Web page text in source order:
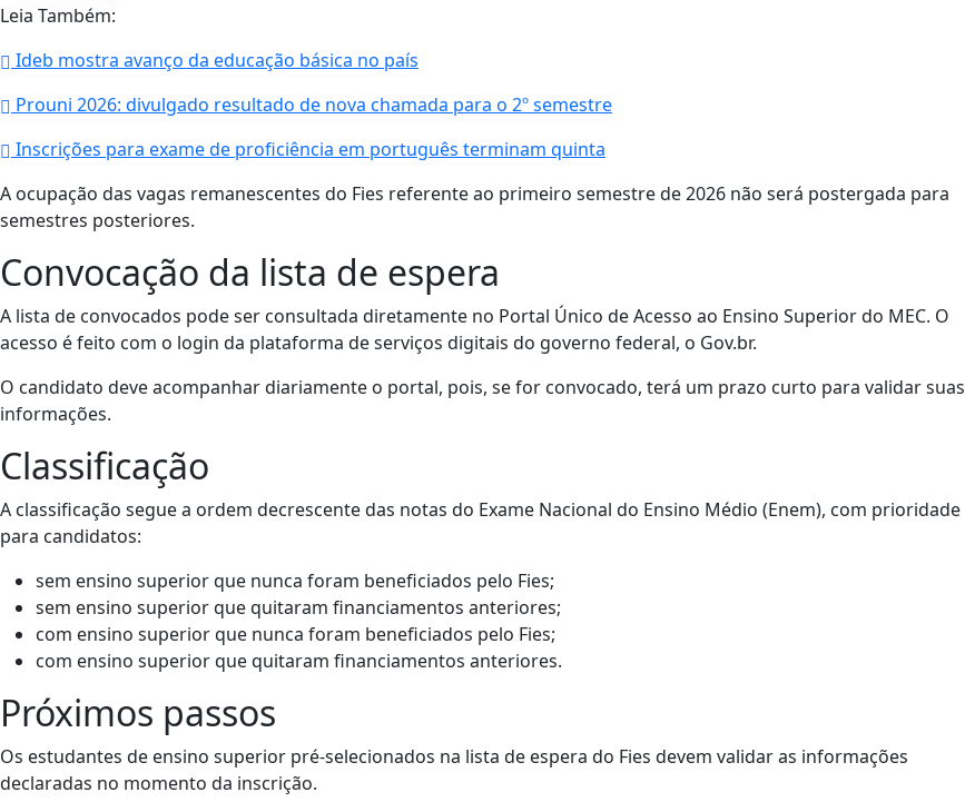
Leia Também:
Ideb mostra avanço da educação básica no país
Prouni 2026: divulgado resultado de nova chamada para o 2º semestre
Inscrições para exame de proficiência em português terminam quinta
A ocupação das vagas remanescentes do Fies referente ao primeiro semestre de 2026 não será postergada para
semestres posteriores.
Convocação da lista de espera
A lista de convocados pode ser consultada diretamente no Portal Único de Acesso ao Ensino Superior do MEC. O
acesso é feito com o login da plataforma de serviços digitais do governo federal, o Gov.br.
O candidato deve acompanhar diariamente o portal, pois, se for convocado, terá um prazo curto para validar suas
informações.
Classificação
A classificação segue a ordem decrescente das notas do Exame Nacional do Ensino Médio (Enem), com prioridade
para candidatos:
sem ensino superior que nunca foram beneficiados pelo Fies;
sem ensino superior que quitaram financiamentos anteriores;
com ensino superior que nunca foram beneficiados pelo Fies;
com ensino superior que quitaram financiamentos anteriores.
Próximos passos
Os estudantes de ensino superior pré-selecionados na lista de espera do Fies devem validar as informações
declaradas no momento da inscrição.​​